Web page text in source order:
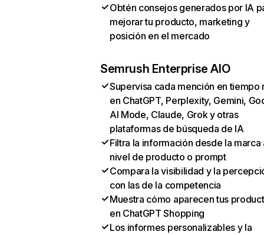
Obtén consejos generados por IA
mejorar tu producto, marketing y
posición en el mercado
Semrush Enterprise AIO
Supervisa cada mención en tiempo
en ChatGPT, Perplexity, Gemini,
AI Mode, Claude, Grok y otras
plataformas de búsqueda de IA
Filtra la información desde la marca
nivel de producto o prompt
Compara la visibilidad y la
con las de la competencia
Muestra cómo aparecen tus
en ChatGPT Shopping
Los informes personalizables y la